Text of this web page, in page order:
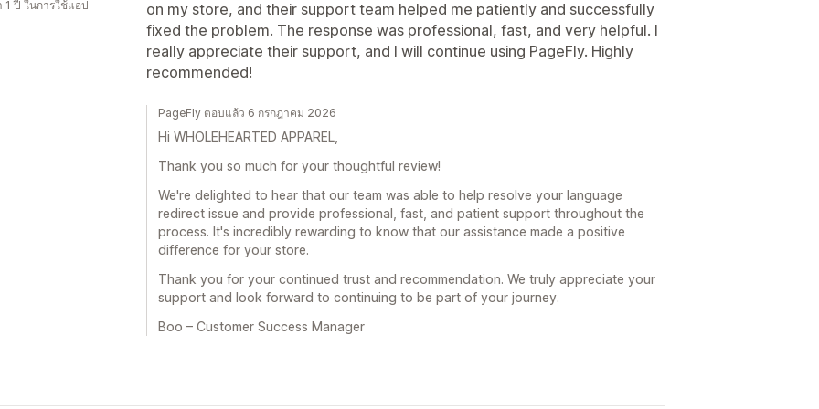
on my store, and their support team helped me patiently and successfully
fixed the problem. The response was professional, fast, and very helpful. I
really appreciate their support, and I will continue using PageFly. Highly
recommended!
1 ปี ในการใช้แอป
PageFly ตอบแล้ว 6 กรกฎาคม 2026
Hi WHOLEHEARTED APPAREL,
Thank you so much for your thoughtful review!
We're delighted to hear that our team was able to help resolve your language
redirect issue and provide professional, fast, and patient support throughout the
process. It's incredibly rewarding to know that our assistance made a positive
difference for your store.
Thank you for your continued trust and recommendation. We truly appreciate your
support and look forward to continuing to be part of your journey.
Boo – Customer Success Manager